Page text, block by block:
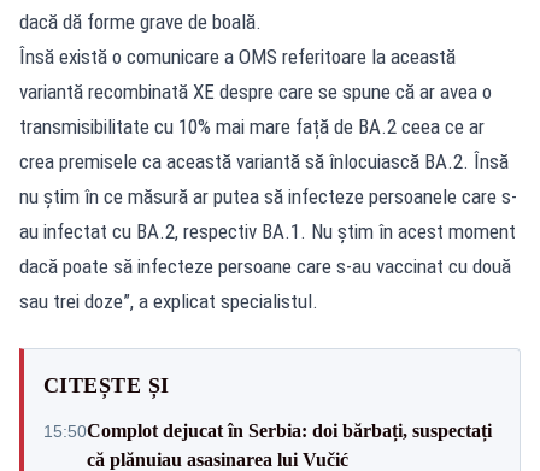
dacă dă forme grave de boală.
Însă există o comunicare a OMS referitoare la această
variantă recombinată XE despre care se spune că ar avea o
transmisibilitate cu 10% mai mare față de BA.2 ceea ce ar
crea premisele ca această variantă să înlocuiască BA.2. Însă
nu știm în ce măsură ar putea să infecteze persoanele care s-
au infectat cu BA.2, respectiv BA.1. Nu știm în acest moment
dacă poate să infecteze persoane care s-au vaccinat cu două
sau trei doze”, a explicat specialistul.
CITEȘTE ȘI
15:50Complot dejucat în Serbia: doi bărbați, suspectați
că plănuiau asasinarea lui Vučić